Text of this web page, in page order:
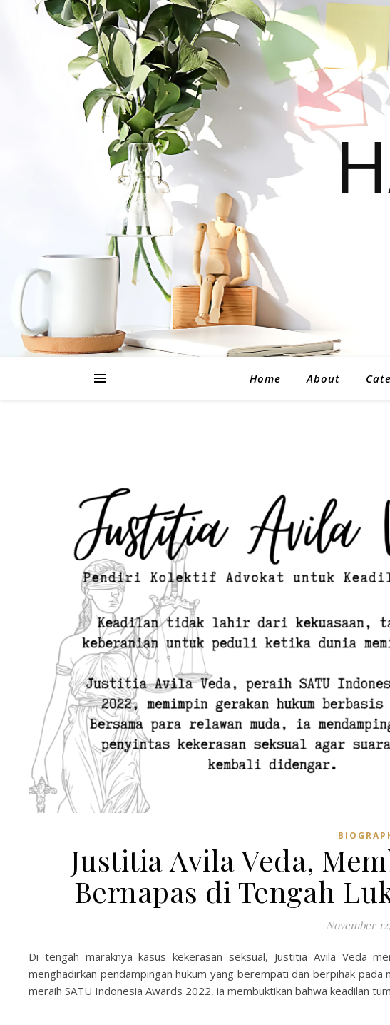
Home About
Justitia Avila Veda,
Bernapas di Tengah
November
Di tengah maraknya kasus kekerasan seksual, Justitia Avila Veda
menghadirkan pendampingan hukum yang berempati dan berpihak pada
meraih SATU Indonesia Awards 2022, ia membuktikan bahwa keadilan